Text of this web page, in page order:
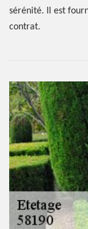
sérénité. Il est
contrat.